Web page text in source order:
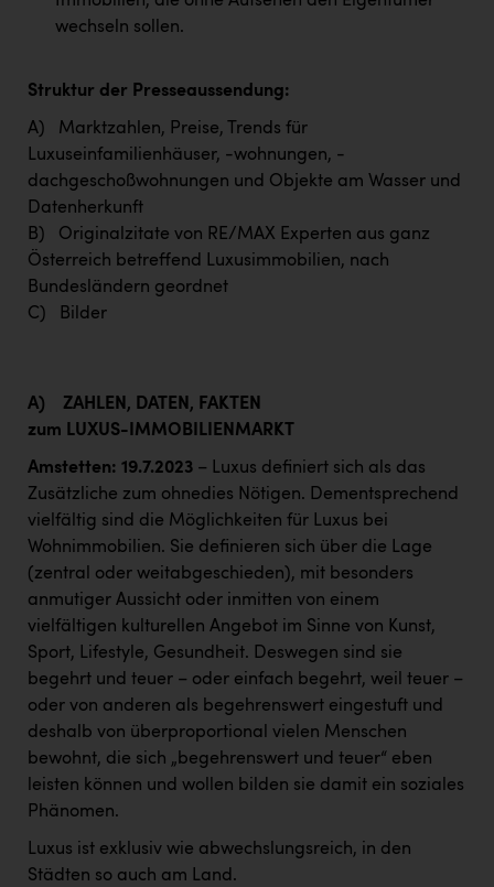
wechseln sollen.
Struktur der Presseaussendung:
A) Marktzahlen, Preise, Trends für
Luxuseinfamilienhäuser, -wohnungen, -
dachgeschoßwohnungen und Objekte am Wasser und
Datenherkunft
B) Originalzitate von RE/MAX Experten aus ganz
Österreich betreffend Luxusimmobilien, nach
Bundesländern geordnet
C) Bilder
A)
ZAHLEN, DATEN, FAKTEN
zum LUXUS-IMMOBILIENMARKT
Amstetten: 19.7.2023 – Luxus definiert sich als das
Zusätzliche zum ohnedies Nötigen. Dementsprechend
vielfältig sind die Möglichkeiten für Luxus bei
Wohnimmobilien. Sie definieren sich über die Lage
(zentral oder weitabgeschieden), mit besonders
anmutiger Aussicht oder inmitten von einem
vielfältigen kulturellen Angebot im Sinne von Kunst,
Sport, Lifestyle, Gesundheit. Deswegen sind sie
begehrt und teuer – oder einfach begehrt, weil teuer –
oder von anderen als begehrenswert eingestuft und
deshalb von überproportional vielen Menschen
bewohnt, die sich „begehrenswert und teuer“ eben
leisten können und wollen bilden sie damit ein soziales
Phänomen.
Luxus ist exklusiv wie abwechslungsreich, in den
Städten so auch am Land.